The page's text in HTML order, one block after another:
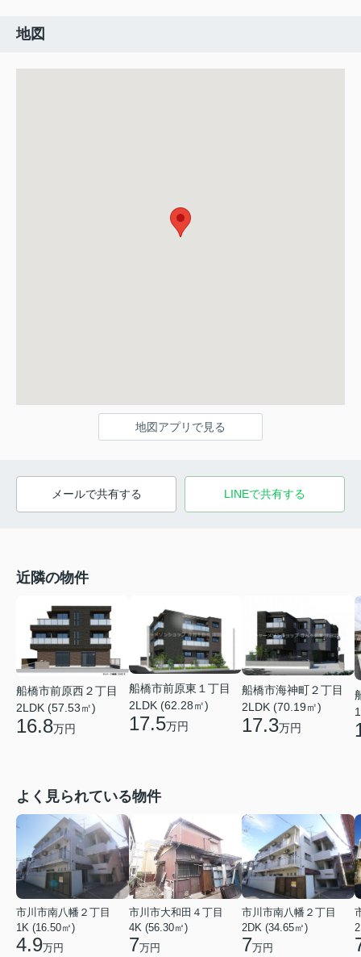
地図
地図アプリで見る
メールで共有する LINEで共有する
近隣の物件
船橋市前原西２丁目
2LDK (57.53㎡)
16.8万円
船橋市前原東１丁目
2LDK (62.28㎡)
17.5万円
船橋市海神町２丁目
2LDK (70.19㎡)
17.3万円
よく見られている物件
市川市南八幡２丁目
1K (16.50㎡)
4.9万円
市川市大和田４丁目
4K (56.30㎡)
7万円
市川市南八幡２丁目
2DK (34.65㎡)
7万円